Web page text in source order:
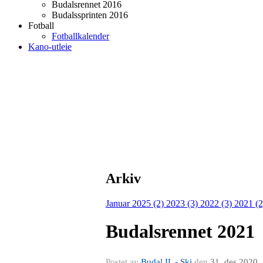
Budalsrennet 2016
Budalssprinten 2016
Fotball
Fotballkalender
Kano-utleie
Arkiv
Januar 2025 (2) 2023 (3) 2022 (3) 2021
Budalsrennet 2021